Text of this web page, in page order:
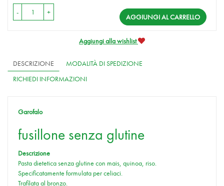
- +
AGGIUNGI AL CARRELLO
Aggiungi alla wishlist
DESCRIZIONE
MODALITÀ DI SPEDIZIONE
RICHIEDI INFORMAZIONI
Garofalo
fusillone senza glutine
Descrizione
Pasta dietetica senza glutine con mais, quinoa, riso.
Specificatamente formulata per celiaci.
Trafilata al bronzo.